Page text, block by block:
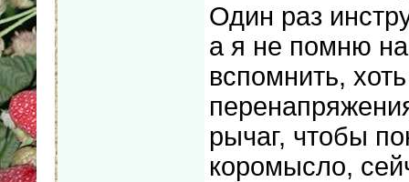
Один раз
а я не помню
вспомнить,
рычаг, чтобы
коромысло,